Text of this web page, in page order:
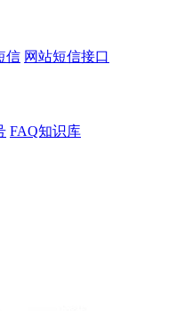
信 网站短信接口
FAQ知识库